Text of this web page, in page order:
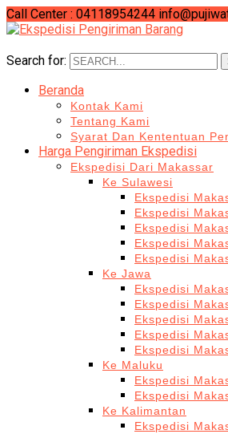
Call Center : 04118954244
Search for:
Beranda
Kontak Kami
Tentang Kami
Syarat Dan Kententuan
Harga Pengiriman Ekspedisi
Ekspedisi Dari Makassar
Ke Sulawesi
Ekspedisi
Ekspedisi
Ekspedisi
Ekspedisi
Ekspedisi
Ke Jawa
Ekspedisi
Ekspedisi
Ekspedisi
Ekspedisi
Ekspedisi
Ke Maluku
Ekspedisi
Ekspedisi
Ke Kalimantan
Ekspedisi